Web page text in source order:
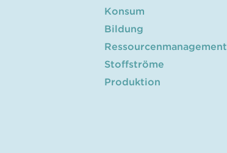
Konsum
Bildung
Ressourcenmanagement
Stoffströme
Produktion